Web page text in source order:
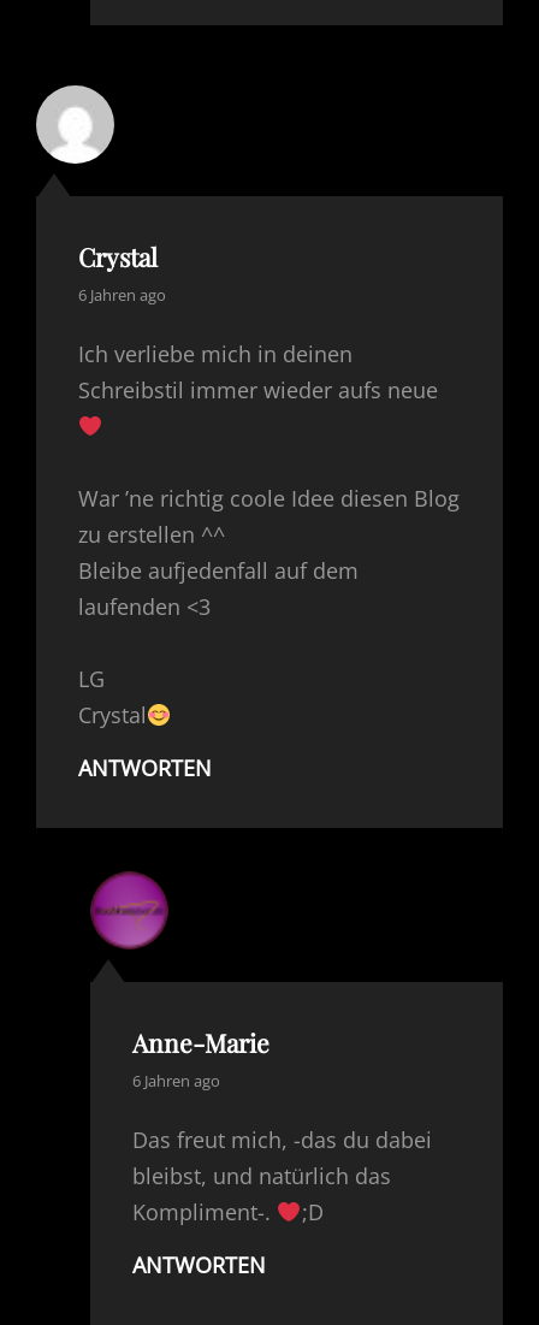
Crystal
says:
6 Jahren ago
Ich verliebe mich in deinen
Schreibstil immer wieder aufs neue
War ’ne richtig coole Idee diesen Blog
zu erstellen ^^
Bleibe aufjedenfall auf dem
laufenden <3
LG
Crystal
ANTWORTEN
Anne-Marie
says:
6 Jahren ago
Das freut mich, -das du dabei
bleibst, und natürlich das
Kompliment-.
;D
ANTWORTEN